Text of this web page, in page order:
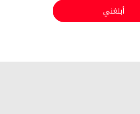
أبلغني